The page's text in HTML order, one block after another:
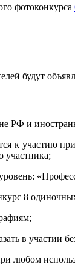
фотоконкурса
будут
РФ и
к участию
участника;
8
в участии
любом